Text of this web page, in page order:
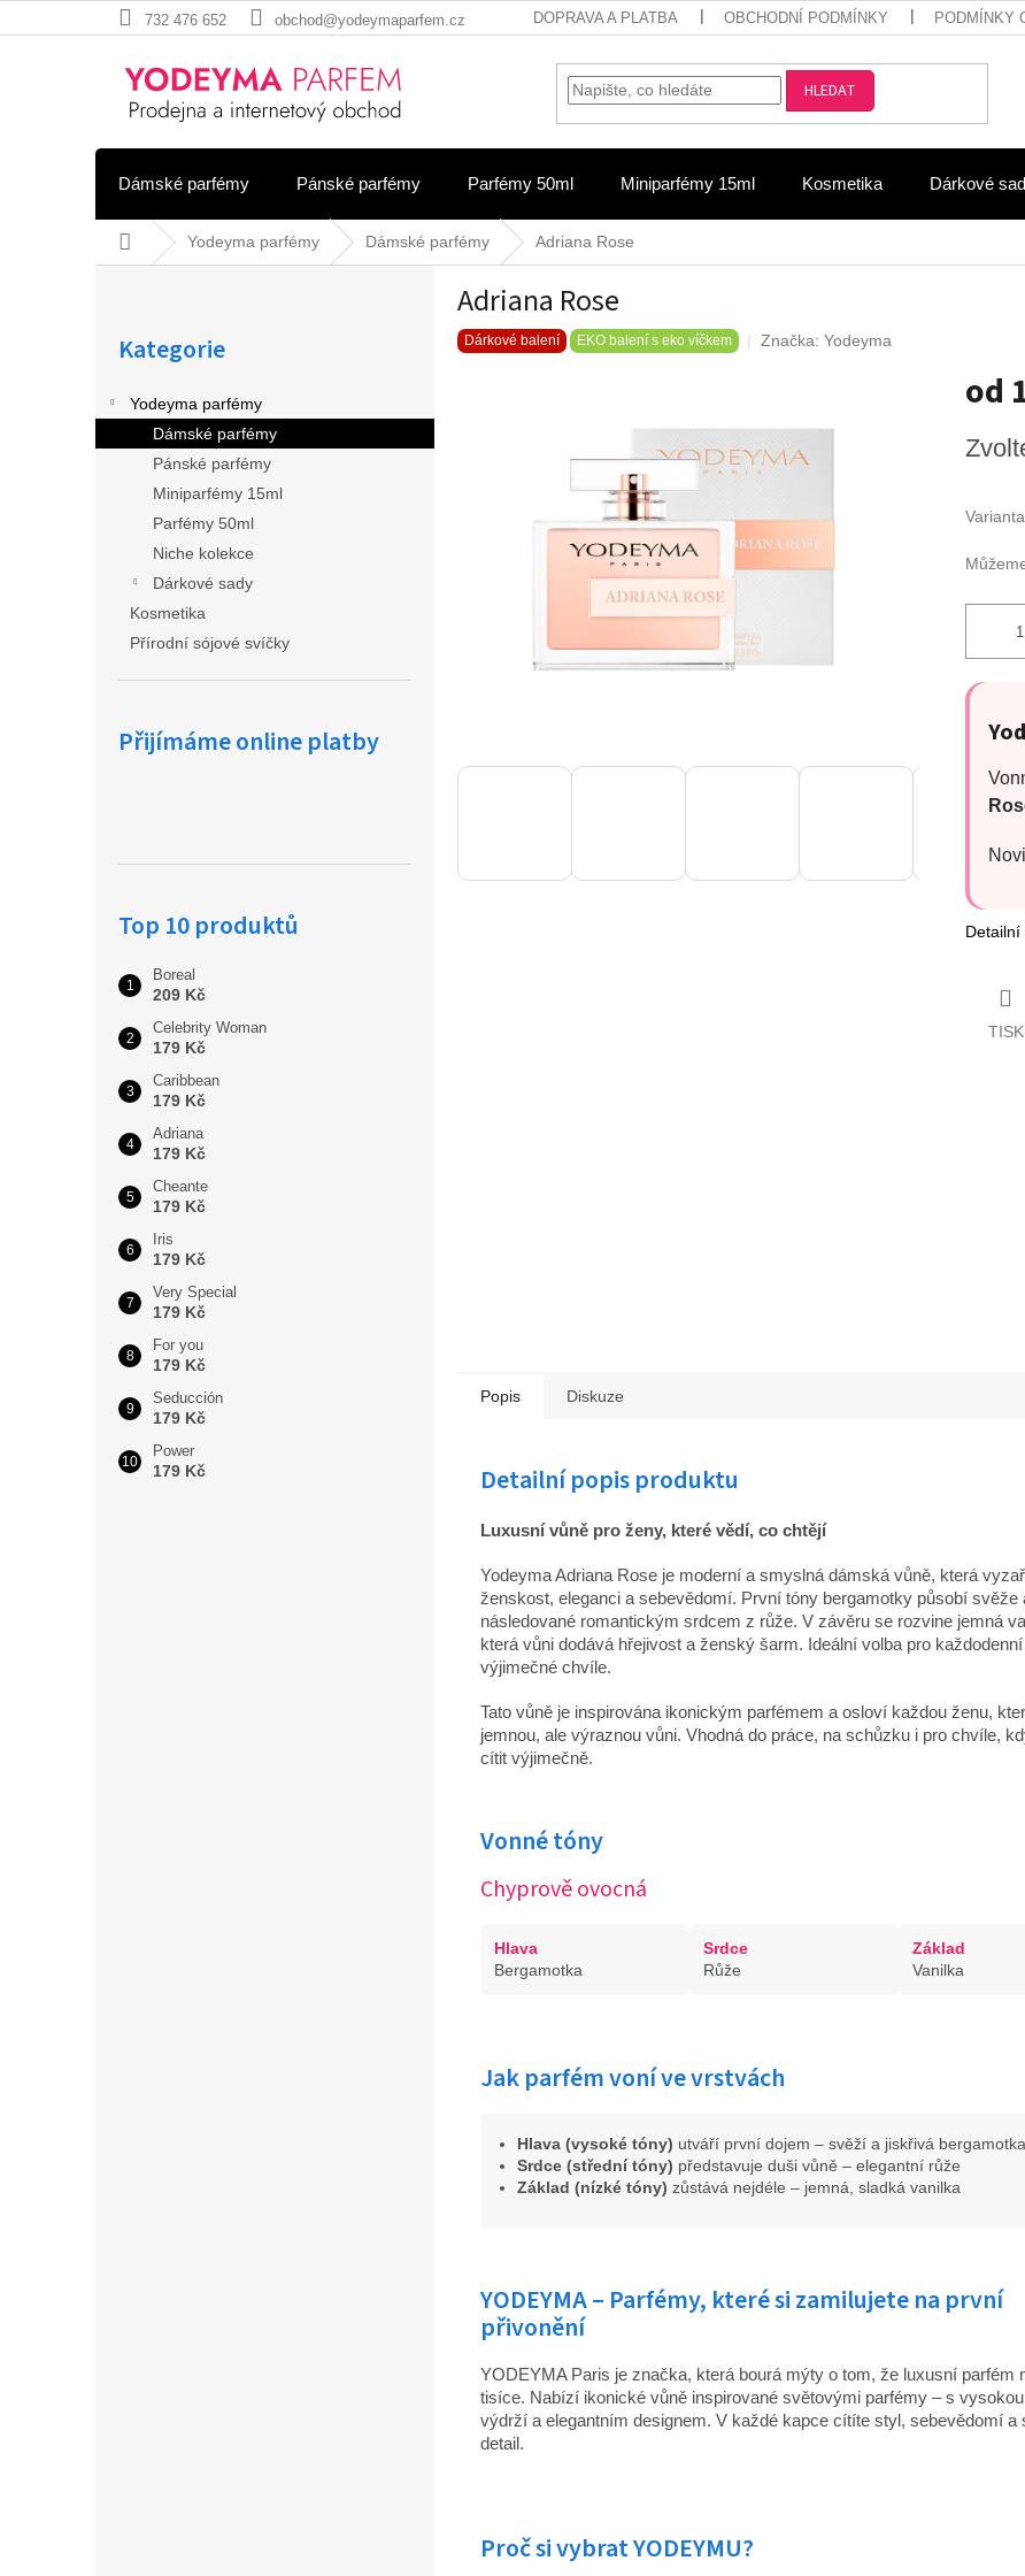
na
732 476 652 obchod@yodeymaparfem.cz DOPRAVA A PLATBA OBCHODNÍ PODMÍNKY PODMÍNKY
HLEDAT
Dámské parfémy Pánské parfémy Parfémy 50ml Miniparfémy 15ml Kosmetika Dárkové
Domů Yodeyma parfémy Dámské parfémy Adriana Rose
n
n
kategorie
Kategorie
Yodeyma parfémy
Dámské parfémy
Pánské parfémy
Miniparfémy 15ml
Parfémy 50ml
Niche kolekce
Dárkové sady
Kosmetika
Přírodní sójové svíčky
Přijímáme online platby
Top 10 produktů
Boreal
209 Kč
Celebrity Woman
179 Kč
Caribbean
179 Kč
Adriana
179 Kč
Cheante
179 Kč
Iris
179 Kč
Very Special
179 Kč
For you
179 Kč
Seducción
179 Kč
Power
179 Kč
Adriana Rose
Dárkové balení EKO balení s eko víčkem Značka: Yodeyma
od
cena:
Varianta
Detailní
TISK
Popis Diskuze
Detailní popis produktu
Luxusní vůně pro ženy, které vědí, co chtějí
Yodeyma Adriana Rose je moderní a smyslná dámská vůně, která
ženskost, eleganci a sebevědomí. První tóny bergamotky působí svěže
následované romantickým srdcem z růže. V závěru se rozvine jemná
která vůni dodává hřejivost a ženský šarm. Ideální volba pro
výjimečné chvíle.
Tato vůně je inspirována ikonickým parfémem a osloví každou ženu,
jemnou, ale výraznou vůni. Vhodná do práce, na schůzku i pro chvíle,
cítit výjimečně.
Vonné tóny
Chyprově ovocná
Hlava
Bergamotka
Srdce
Růže
Základ
Vanilka
Jak parfém voní ve vrstvách
Hlava (vysoké tóny) utváří první dojem – svěží a jiskřivá bergamotka
Srdce (střední tóny) představuje duši vůně – elegantní růže
Základ (nízké tóny) zůstává nejdéle – jemná, sladká vanilka
YODEYMA – Parfémy, které si zamilujete na první
přivonění
YODEYMA Paris je značka, která bourá mýty o tom, že luxusní parfém
tisíce. Nabízí ikonické vůně inspirované světovými parfémy – s
výdrží a elegantním designem. V každé kapce cítíte styl, sebevědomí a
detail.
Proč si vybrat YODEYMU?